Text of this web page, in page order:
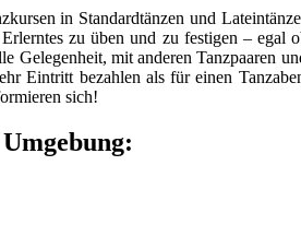
in Standardtänzen und
zu üben und zu festigen – egal
Gelegenheit, mit anderen Tanzpaaren
Eintritt bezahlen als für einen
sich!